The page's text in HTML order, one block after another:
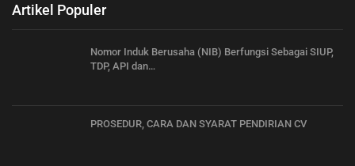
Artikel Populer
Nomor Induk Berusaha (NIB) Berfungsi Sebagai SIUP,
TDP, API dan…
PROSEDUR, CARA DAN SYARAT PENDIRIAN CV